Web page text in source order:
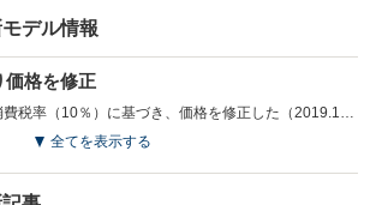
デル情報
価格を修正
全てを表示する